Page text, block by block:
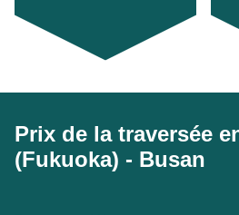
Prix de la traversée
(Fukuoka) - Busan